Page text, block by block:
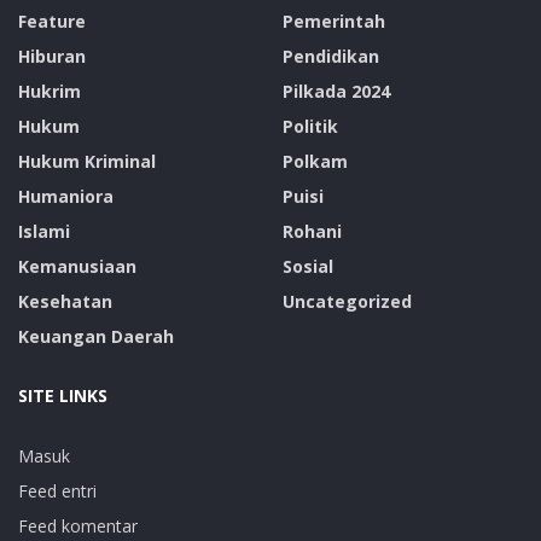
Tags: Asmat H. Sulaeman L Hamzah
Nasdem
Feature
Hiburan
Hukrim
Hukum
Hukum Kriminal
Humaniora
Islami
Kemanusiaan
Kesehatan
Keuangan Daerah
Pemerintah
Pendidikan
Pilkada 2024
Politik
Polkam
Puisi
Rohani
Sosial
Uncategorized
SITE LINKS
Masuk
Feed entri
Feed komentar